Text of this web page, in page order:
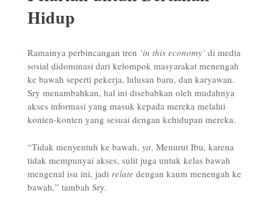
Hidup
Ramainya perbincangan tren ‘in this economy’ di media
sosial didominasi dari kelompok masyarakat menengah
ke bawah seperti pekerja, lulusan baru, dan karyawan.
Sry menambahkan, hal ini disebabkan oleh mudahnya
akses informasi yang masuk kepada mereka melalui
konten-konten yang sesuai dengan kehidupan mereka.
“Tidak menyentuh ke bawah, ya. Menurut Ibu, karena
tidak mempunyai akses, sulit juga untuk kelas bawah
mengenal isu ini, jadi relate dengan kaum menengah ke
bawah,” tambah Sry.